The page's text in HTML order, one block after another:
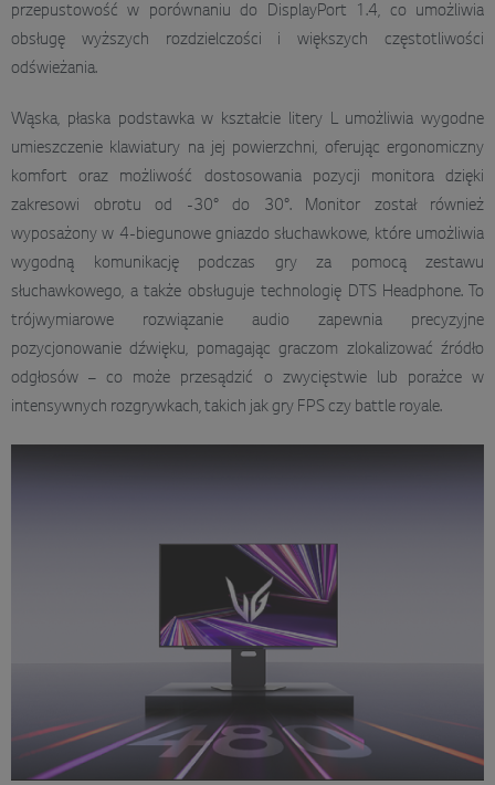
przepustowość w porównaniu do DisplayPort 1.4, co umożliwia
obsługę wyższych rozdzielczości i większych częstotliwości
odświeżania.
Wąska, płaska podstawka w kształcie litery L umożliwia wygodne
umieszczenie klawiatury na jej powierzchni, oferując ergonomiczny
komfort oraz możliwość dostosowania pozycji monitora dzięki
zakresowi obrotu od -30° do 30°. Monitor został również
wyposażony w 4-biegunowe gniazdo słuchawkowe, które umożliwia
wygodną komunikację podczas gry za pomocą zestawu
słuchawkowego, a także obsługuje technologię DTS Headphone. To
trójwymiarowe rozwiązanie audio zapewnia precyzyjne
pozycjonowanie dźwięku, pomagając graczom zlokalizować źródło
odgłosów – co może przesądzić o zwycięstwie lub porażce w
intensywnych rozgrywkach, takich jak gry FPS czy battle royale.